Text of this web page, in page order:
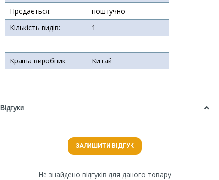
Продається:
поштучно
Кількість видів:
1
Країна виробник: Китай
Відгуки
ЗАЛИШИТИ ВІДГУК
Не знайдено відгуків для даного товару